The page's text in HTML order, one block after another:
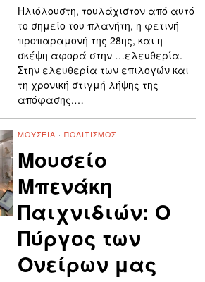
Ηλιόλουστη, τουλάχιστον από αυτό
το σημείο του πλανήτη, η φετινή
προπαραμονή της 28ης, και η
σκέψη αφορά στην …ελευθερία.
Στην ελευθερία των επιλογών και
τη χρονική στιγμή λήψης της
απόφασης.…
ΜΟΥΣΕΊΑ · ΠΟΛΙΤΙΣΜΌΣ
Μουσείο
Μπενάκη
Παιχνιδιών: Ο
Πύργος των
Ονείρων μας